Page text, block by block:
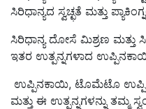
ಸಿರಿಧಾನ್ಯದ ಸ್ವಚ್ಛತೆ ಮತ್ತು ಪ್ಯಾಕಿಂಗ್
ಸಿರಿಧಾನ್ಯದೋಸೆ ಮಿಶ್ರಣ ಮತ್ತು
ಇತರ ಉತ್ಪನ್ನಗಳಾದ
ಉಪ್ಪಿನಕಾಯಿ, ಟೊಮೆಟೊ
ಮತ್ತು ಈ ಉತ್ಪನ್ನಗಳನ್ನು ತಮ್ಮ